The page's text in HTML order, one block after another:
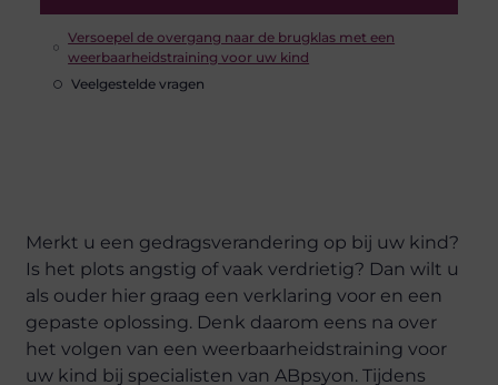
Versoepel de overgang naar de brugklas met een
weerbaarheidstraining voor uw kind
Veelgestelde vragen
Merkt u een gedragsverandering op bij uw kind?
Is het plots angstig of vaak verdrietig? Dan wilt u
als ouder hier graag een verklaring voor en een
gepaste oplossing. Denk daarom eens na over
het volgen van een weerbaarheidstraining voor
uw kind bij specialisten van ABpsyon. Tijdens